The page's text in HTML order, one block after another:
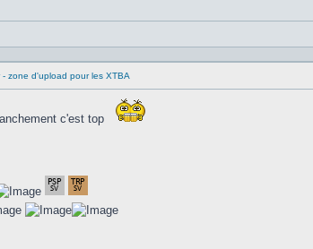
zone d'upload pour les XTBA
c'est top